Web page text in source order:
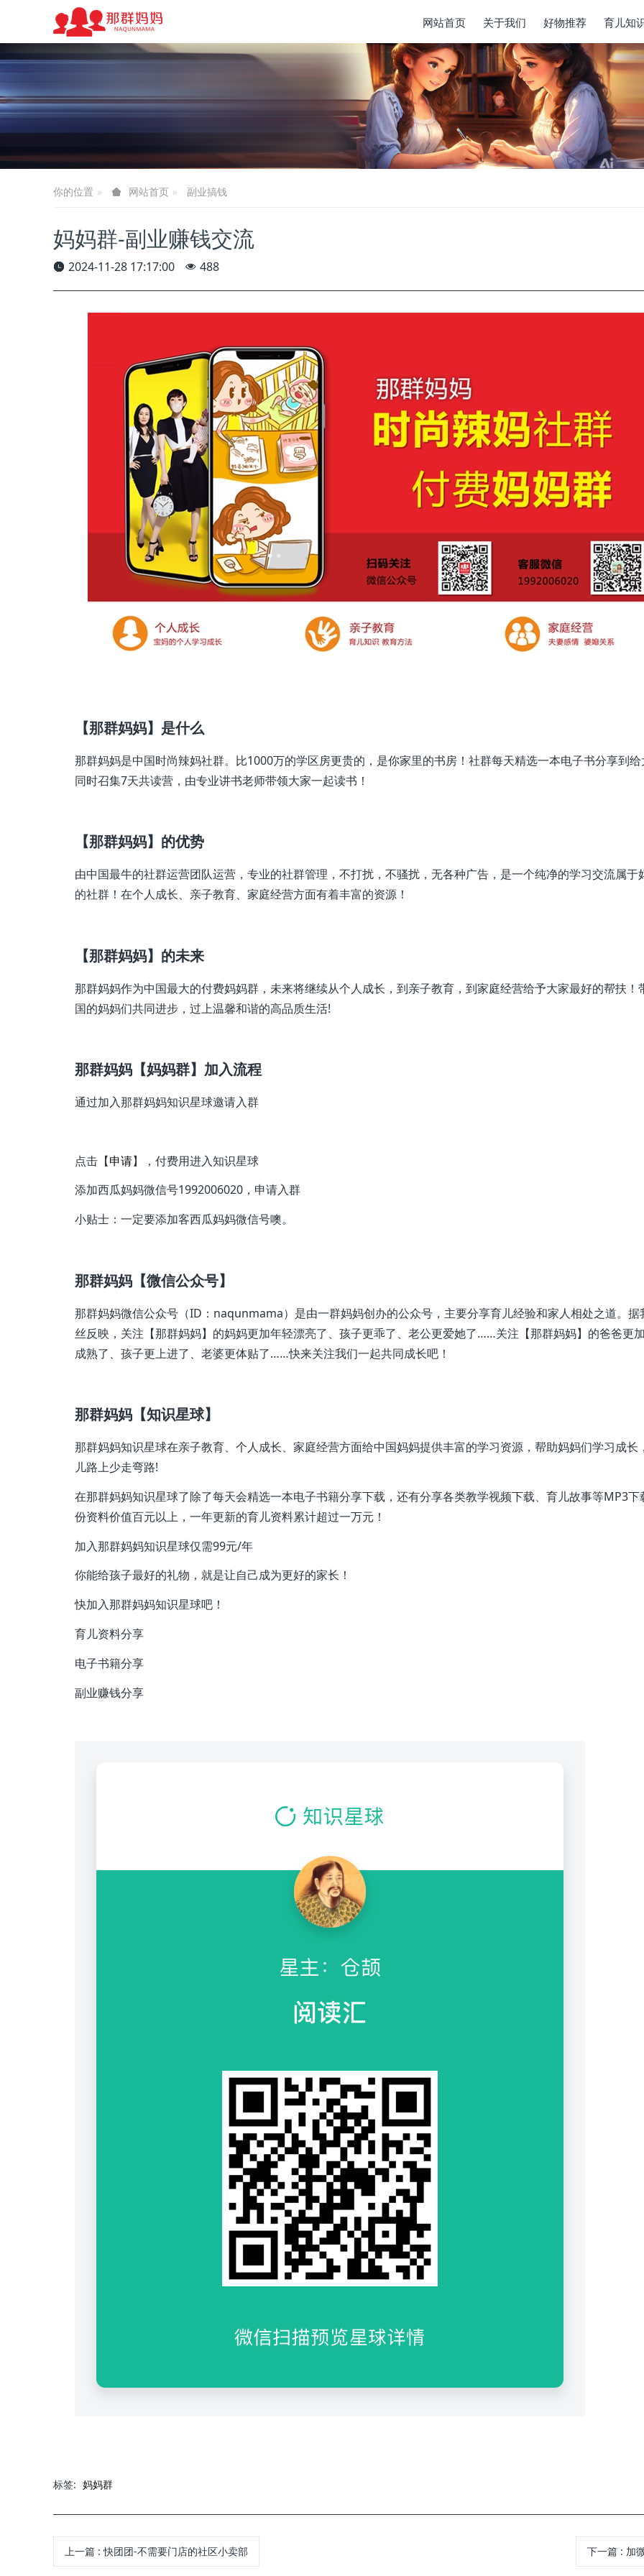
网站首页 关于我们 好物推荐 育儿知
你的位置 网站首页 副业搞钱
妈妈群-副业赚钱交流
2024-11-28 17:17:00 488
【那群妈妈】是什么
那群妈妈是中国时尚辣妈社群。比1000万的学区房更贵的，是你家里的书房！社群每天精选一本电子书分享到
同时召集7天共读营，由专业讲书老师带领大家一起读书！
【那群妈妈】的优势
由中国最牛的社群运营团队运营，专业的社群管理，不打扰，不骚扰，无各种广告，是一个纯净的学习交流属于
的社群！在个人成长、亲子教育、家庭经营方面有着丰富的资源！
【那群妈妈】的未来
那群妈妈作为中国最大的付费妈妈群，未来将继续从个人成长，到亲子教育，到家庭经营给予大家最好的帮扶！
国的妈妈们共同进步，过上温馨和谐的高品质生活!
那群妈妈【妈妈群】加入流程
通过加入那群妈妈知识星球邀请入群
点击【申请】，付费用进入知识星球
添加西瓜妈妈微信号1992006020，申请入群
小贴士：一定要添加客西瓜妈妈微信号噢。
那群妈妈【微信公众号】
那群妈妈微信公众号（ID：naqunmama）是由一群妈妈创办的公众号，主要分享育儿经验和家人相处之道。据
丝反映，关注【那群妈妈】的妈妈更加年轻漂亮了、孩子更乖了、老公更爱她了……关注【那群妈妈】的爸爸更
成熟了、孩子更上进了、老婆更体贴了……快来关注我们一起共同成长吧！
那群妈妈【知识星球】
那群妈妈知识星球在亲子教育、个人成长、家庭经营方面给中国妈妈提供丰富的学习资源，帮助妈妈们学习成长
儿路上少走弯路!
在那群妈妈知识星球了除了每天会精选一本电子书籍分享下载，还有分享各类教学视频下载、育儿故事等MP3下
份资料价值百元以上，一年更新的育儿资料累计超过一万元！
加入那群妈妈知识星球仅需99元/年
你能给孩子最好的礼物，就是让自己成为更好的家长！
快加入那群妈妈知识星球吧！
育儿资料分享
电子书籍分享
副业赚钱分享
标签: 妈妈群
上一篇:快团团-不需要门店的社区小卖部 下一篇 : 加